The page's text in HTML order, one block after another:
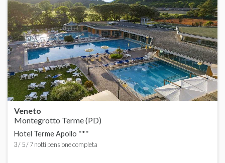
Veneto
Montegrotto Terme (PD)
Hotel Terme Apollo ***
3 / 5 / 7 notti pensione completa